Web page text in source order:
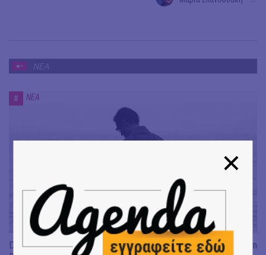
ΝΕΑ
# ΝΕΑ
Don't Let Me Be Misunderstood | Alexandros Livitsanos, Willem